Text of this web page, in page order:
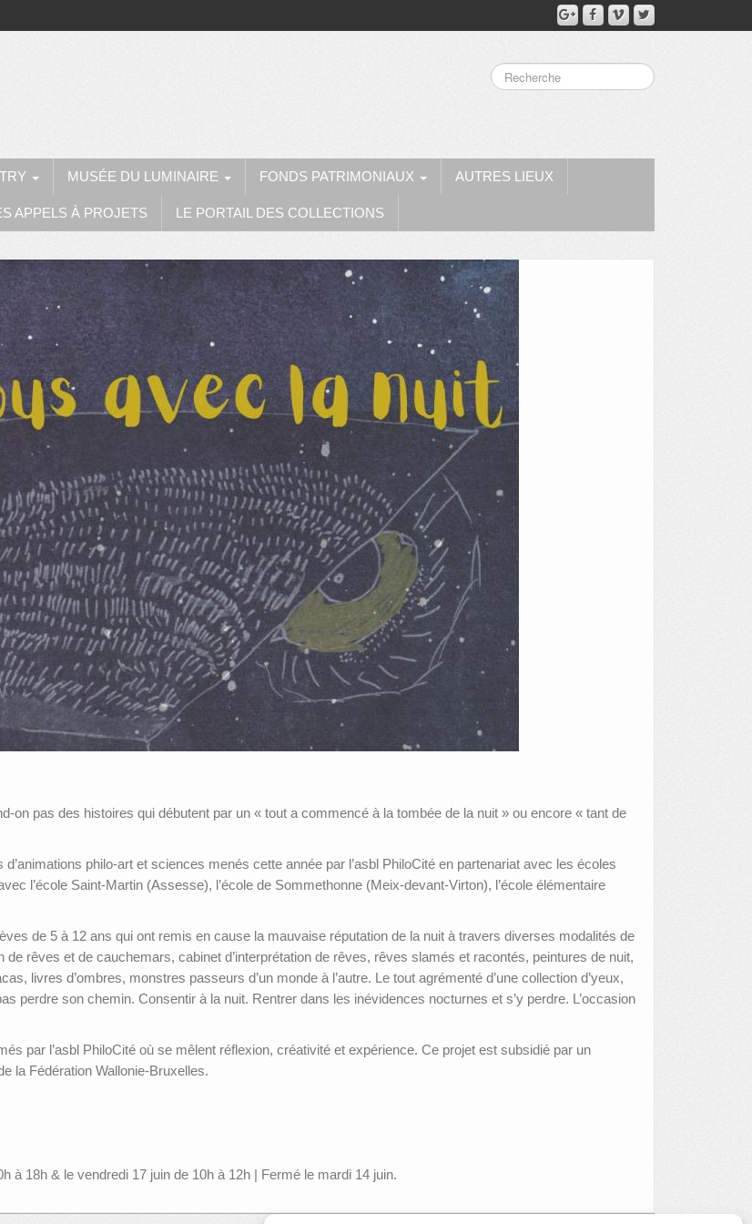
MUSÉE DU LUMINAIRE FONDS PATRIMONIAUX AUTRES LIEUX
APPELS À PROJETS LE PORTAIL DES COLLECTIONS
on pas des histoires qui débutent par un « tout a commencé à la tombée de la nuit » ou encore « tant de
philo-art et sciences menés cette année par l’asbl PhiloCité en partenariat avec les écoles
l’école Saint-Martin (Assesse), l’école de Sommethonne (Meix-devant-Virton), l’école élémentaire
de 5 à 12 ans qui ont remis en cause la mauvaise réputation de la nuit à travers diverses modalités de
rêves et de cauchemars, cabinet d’interprétation de rêves, rêves slamés et racontés, peintures de nuit,
livres d’ombres, monstres passeurs d’un monde à l’autre. Le tout agrémenté d’une collection d’yeux,
perdre son chemin. Consentir à la nuit. Rentrer dans les inévidences nocturnes et s’y perdre. L’occasion
par l’asbl PhiloCité où se mêlent réflexion, créativité et expérience. Ce projet est subsidié par un
la Fédération Wallonie-Bruxelles.
à 18h & le vendredi 17 juin de 10h à 12h | Fermé le mardi 14 juin.